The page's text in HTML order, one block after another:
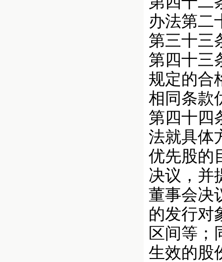
办法第二
第三十三
第四十三
规定的合
相同条款
第四十四
法就具体
优先股的
决议，并
董事会决
的发行对
区间等；
生效的股